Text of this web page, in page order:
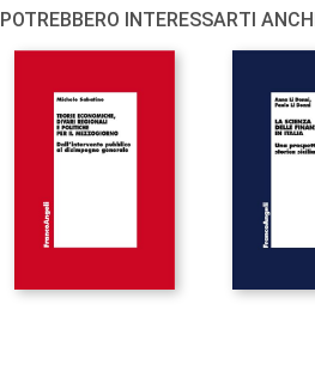
POTREBBERO INTERESSARTI